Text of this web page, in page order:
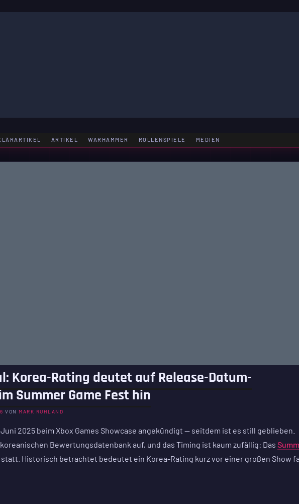
ARTIKEL WARHAMMER ROLLENSPIELE MEDIEN
Korea-Rating deutet auf Release-Datum-
Summer Game Fest hin
VON MARK RUHLAND
2025 beim Xbox Games Showcase angekündigt — seitdem ist es still geblieben.
Bewertungsdatenbank auf, und das Timing ist kaum zufällig: Das
Historisch betrachtet bedeutet ein Korea-Rating kurz vor einer großen Show